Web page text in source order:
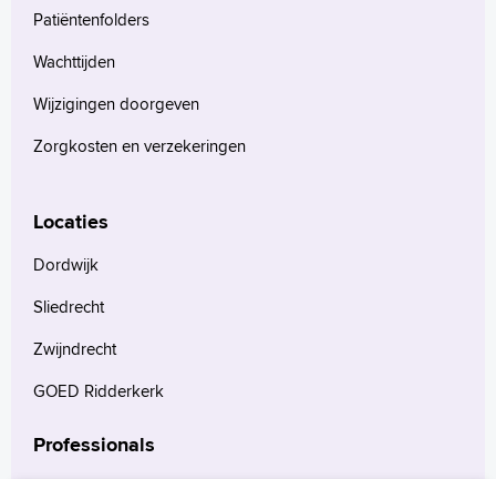
Patiëntenfolders
Wachttijden
Wijzigingen doorgeven
Zorgkosten en verzekeringen
Locaties
Dordwijk
Sliedrecht
Zwijndrecht
GOED Ridderkerk
Professionals